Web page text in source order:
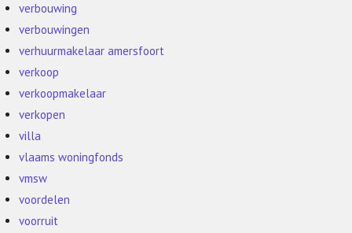
verbouwing
verbouwingen
verhuurmakelaar amersfoort
verkoop
verkoopmakelaar
verkopen
villa
vlaams woningfonds
vmsw
voordelen
voorruit